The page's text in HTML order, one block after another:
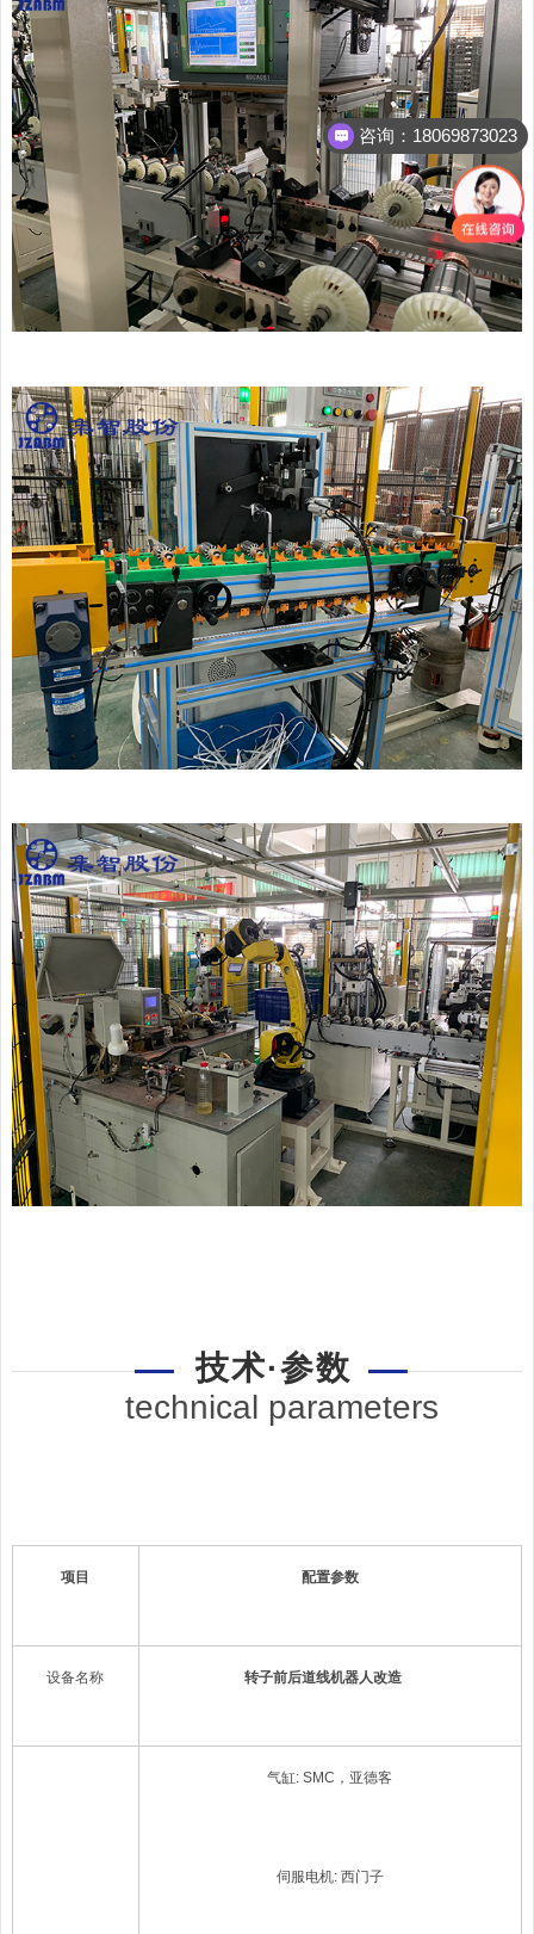
技术·参数
technical parameters
项目 配置参数
设备名称 转子前后道线机器人改造
气缸: SMC ，亚德客
伺服电机: 西门子
咨询：18069873023